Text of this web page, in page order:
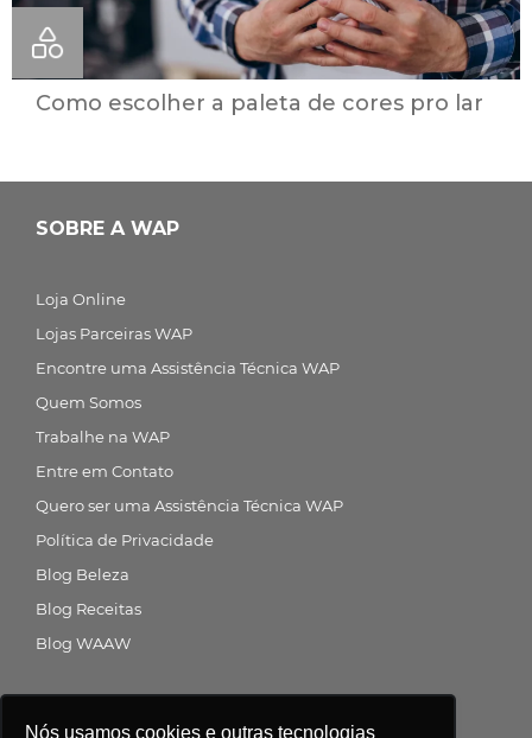
Nós usamos cookies e outras tecnologias
Como escolher a paleta de cores pro lar
SOBRE A WAP
Loja Online
Lojas Parceiras WAP
Encontre uma Assistência Técnica WAP
Quem Somos
Trabalhe na WAP
Entre em Contato
Quero ser uma Assistência Técnica WAP
Política de Privacidade
Blog Beleza
Blog Receitas
Blog WAAW